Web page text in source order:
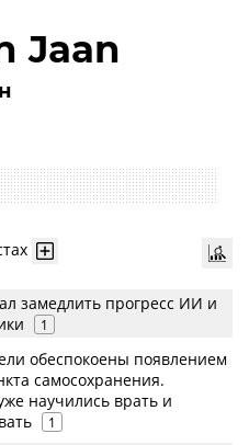
Jaan
замедлить прогресс ИИ и
1
обеспокоены появлением
самосохранения.
научились врать и
1